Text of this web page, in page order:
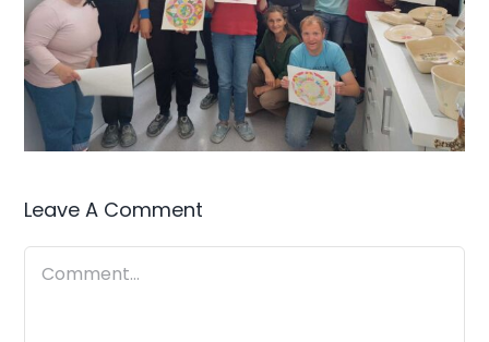
Leave A Comment
Comment